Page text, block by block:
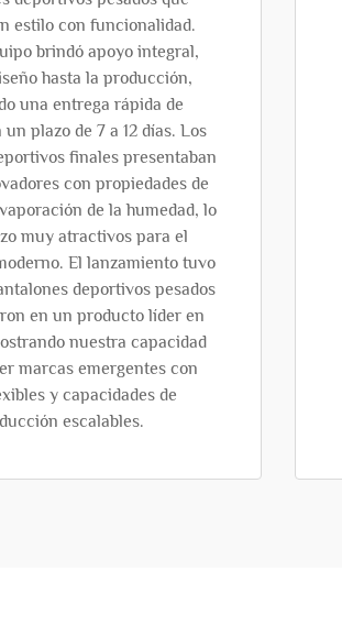
estilo con funcionalidad.
brindó apoyo integral,
hasta la producción,
una entrega rápida de
plazo de 7 a 12 días. Los
finales presentaban
con propiedades de
de la humedad, lo
muy atractivos para el
El lanzamiento tuvo
deportivos pesados
en un producto líder en
nuestra capacidad
marcas emergentes con
y capacidades de
escalables.